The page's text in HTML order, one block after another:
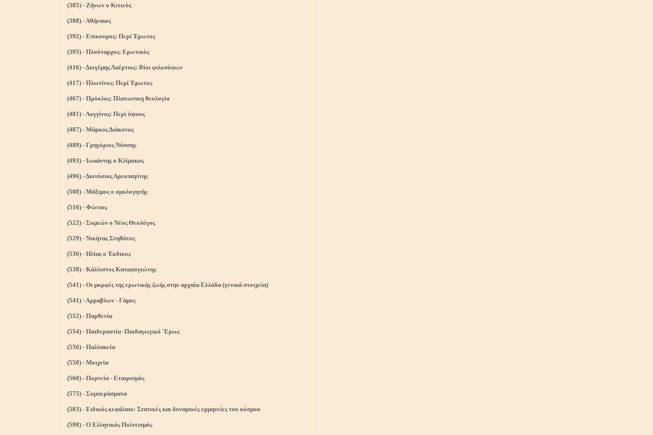
(385) - Ζήνων ο Κιτιεύς
(388) - Αθήναιος
(392) - Επικουρος: Περί Έρωτος
(395) - Πλούταρχος: Ερωτικός
(416) - Διογέμης Λαέρτιος: Βίοι φιλοσόφων
(417) - Πλωτίνος: Περί Έρωτος
(467) - Πρόκλος: Πλατωνικη θεολογία
(481) - Λογγίνος: Περί ύψους
(487) - Μάρκος Διάκονος
(489) - Γρηγόριος Νύσσης
(493) - Ιωαάννης ο Κλίμακος
(496) - Διονύσιος Αρεοπαγίτης
(508) - Μάξιμος ο ομολογητής
(516) - Φώτιος
(522) - Συμεών ο Νέος Θεολόγος
(529) - Νικήτας Στηθάτος
(536) - Ηλίας ο Έκδικος
(538) - Κάλλιστος Καταφυγιώτης
(541) - Οι μορφές της ερωτικής ζωής στην αρχαία Ελλάδα (γενικά στοιχεία)
(541) - Αρραβλων - Γάμος
(552) - Παρθενία
(554) - Παιδεραστία -Παιδαγωγικό 'Ερως
(556) - Παλλακεία
(558) - Μοιχεία
(560) - Πορνεία - Εταιρισμός
(575) - Συμπεράσματα
(583) - Ειδικός κεφάλαιο: Στατικές και δυναμικές ερμηνείες του κόσμου
(598) - Ο Ελληνικός Πολιτισμός